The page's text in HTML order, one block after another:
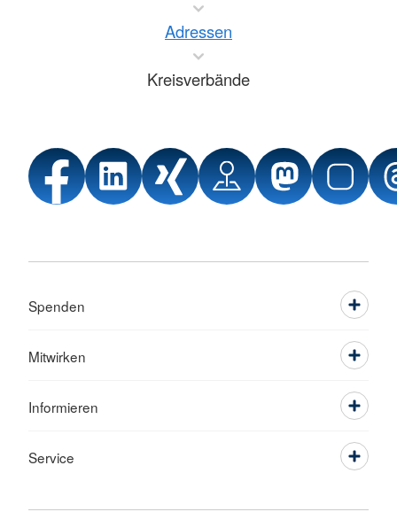
Adressen
Kreisverbände
Spenden
Mitwirken
Informieren
Service